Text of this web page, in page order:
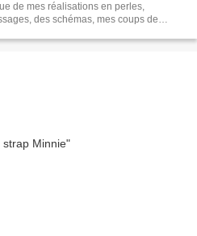
de mes réalisations en perles,
des schémas, mes coups de